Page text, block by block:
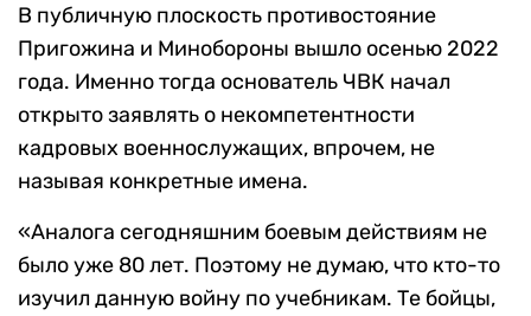
В публичную плоскость противостояние
Пригожина и Минобороны вышло осенью 2022
года. Именно тогда основатель ЧВК начал
открыто заявлять о некомпетентности
кадровых военнослужащих, впрочем, не
называя конкретные имена.
«Аналога сегодняшним боевым действиям не
было уже 80 лет. Поэтому не думаю, что кто-то
изучил данную войну по учебникам. Те бойцы,